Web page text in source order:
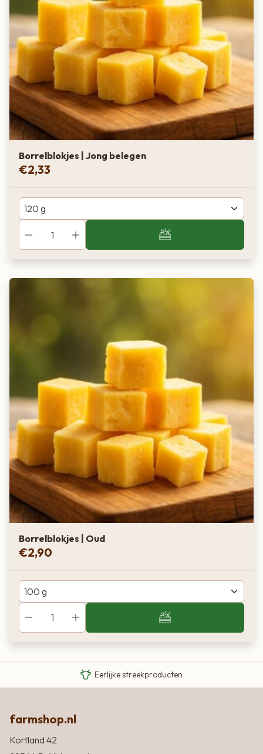
Borrelblokjes | Jong belegen
€2,33
Borrelblokjes | Oud
€2,90
Eigen Limousin runderen
Eerlijke streekproducten
farmshop.nl
Kortland 42